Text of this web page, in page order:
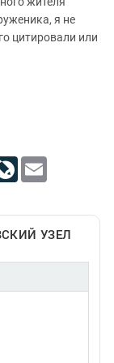
я не
цитировали или
LiveJournal
Email
УЗЕЛ